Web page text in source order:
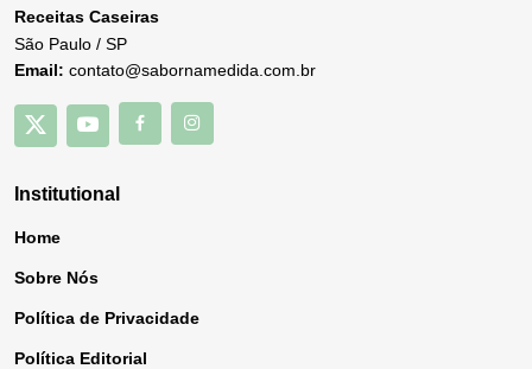
Receitas Caseiras
São Paulo / SP
Email: contato@sabornamedida.com.br
Institutional
Home
Sobre Nós
Política de Privacidade
Política Editorial